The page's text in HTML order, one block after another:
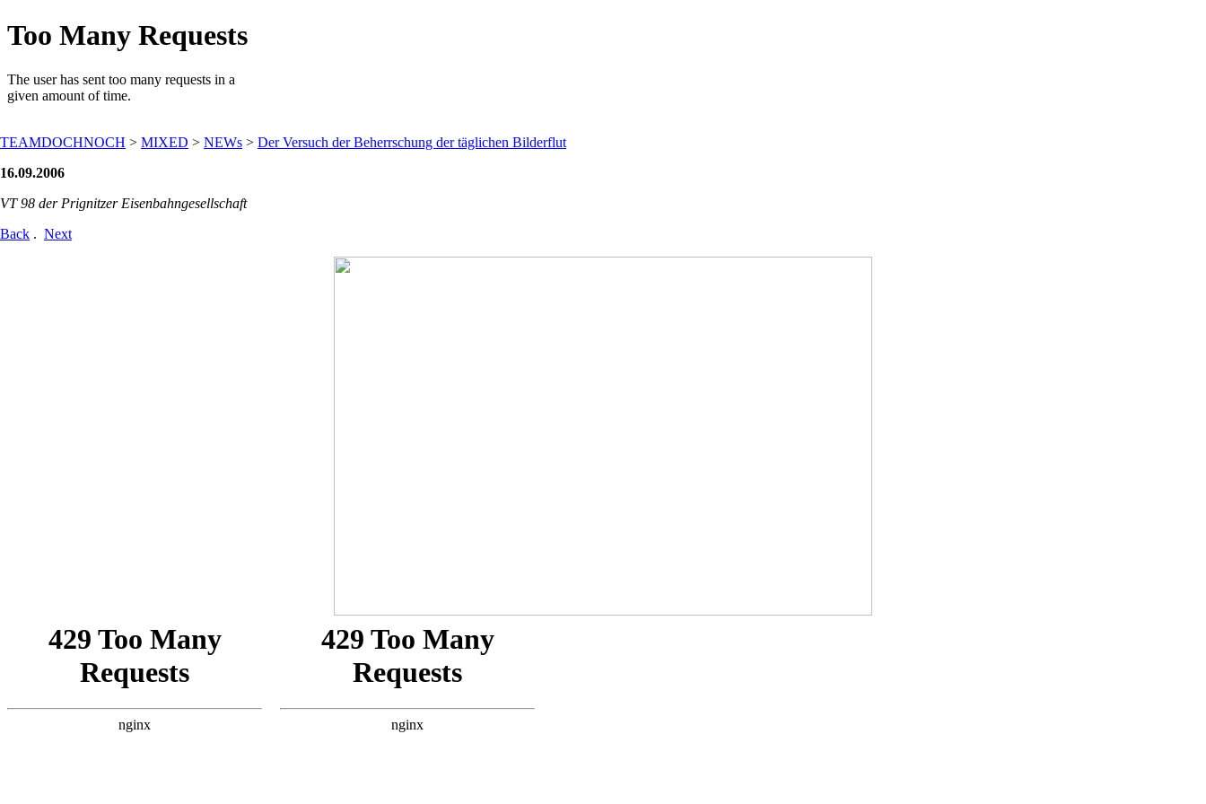
TEAMDOCHNOCH > MIXED > NEWs > Der Versuch der Beherrschung der täglichen Bilderflut
16.09.2006
VT 98 der Prignitzer Eisenbahngesellschaft
Back . Next